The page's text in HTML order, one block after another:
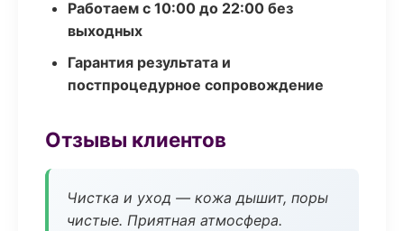
Работаем с 10:00 до 22:00 без
выходных
Гарантия результата и
постпроцедурное сопровождение
Отзывы клиентов
Чистка и уход — кожа дышит, поры
чистые. Приятная атмосфера.